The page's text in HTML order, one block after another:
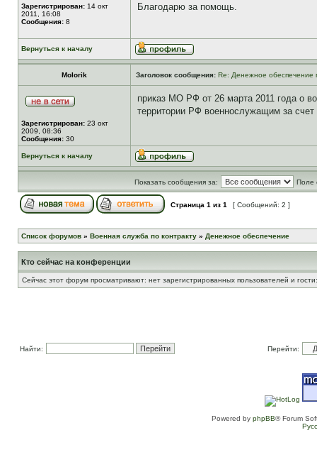
Зарегистрирован: 14 окт
2011, 16:08
Сообщения: 8
Благодарю за помощь.
Вернуться к началу
Molorik Заголовок сообщения: Re: Денежное обеспечение
Зарегистрирован: 23 окт
2009, 08:36
Сообщения: 30
приказ МО РФ от 26 марта 2011 года о
территории РФ военнослужащим за
Вернуться к началу
Показать сообщения за: Поле
Страница 1 из 1 [ Сообщений: 2 ]
Список форумов » Военная служба по контракту » Денежное обеспечение
Кто сейчас на конференции
Сейчас этот форум просматривают: нет зарегистрированных пользователей и
Найти: Перейти:
Powered by phpBB® Forum